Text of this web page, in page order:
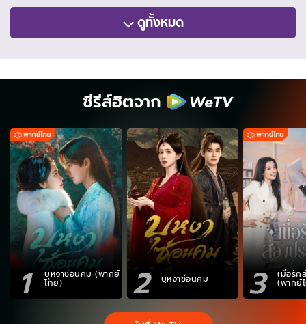
ดูทั้งหมด
ซีรีส์ฮิตจาก
1 บุหงาซ่อนคม (พากย์
ไทย) 2 บุหงาซ่อนคม 3 เมื่อรัก
(พากย์